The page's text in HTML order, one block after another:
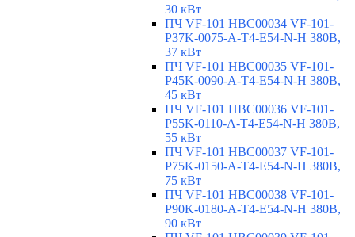
30 кВт
ПЧ VF-101 HBC00034 VF-101-
P37K-0075-A-T4-E54-N-H 380В,
37 кВт
ПЧ VF-101 HBC00035 VF-101-
P45K-0090-A-T4-E54-N-H 380В,
45 кВт
ПЧ VF-101 HBC00036 VF-101-
P55K-0110-A-T4-E54-N-H 380В,
55 кВт
ПЧ VF-101 HBC00037 VF-101-
P75K-0150-A-T4-E54-N-H 380В,
75 кВт
ПЧ VF-101 HBC00038 VF-101-
P90K-0180-A-T4-E54-N-H 380В,
90 кВт